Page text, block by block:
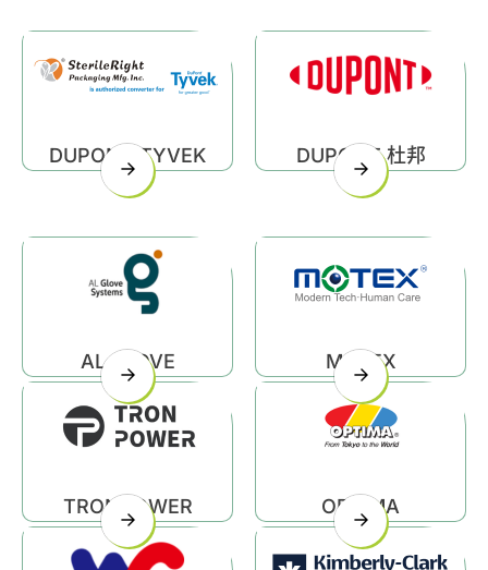
DUPONT TYVEK DUPONT 杜邦
AL GLOVE MOTEX
TRONPOWER OPTIMA